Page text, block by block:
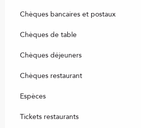
Chèques bancaires et postaux
Chèques de table
Chèques déjeuners
Chèques restaurant
Espèces
Tickets restaurants